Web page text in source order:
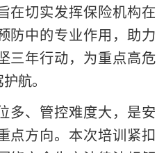
在切实发挥保险机构在
防中的专业作用，助力
三年行动，为重点高危
航。
多、管控难度大，是安
点方向。本次培训紧扣